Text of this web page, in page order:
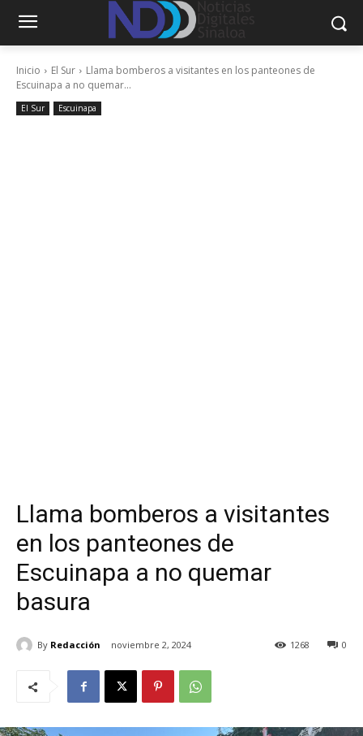
Inicio El Sur
Llama bomberos a visitantes en los panteones de
Escuinapa a no quemar...
El Sur Escuinapa
Llama bomberos a visitantes
en los panteones de
Escuinapa a no quemar
basura
By Redacción noviembre 2, 2024 0
1268